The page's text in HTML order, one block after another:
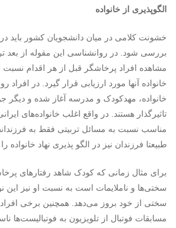
الگوپذیری از خانواده
خشونت کلامی در میان دانشجویان کشور باید
بررسی شود. در روانشناسی این مقوله از بعد
مشاهده افراد پرخاشگر قبل از هر اقدام نسبت
خانواده آنها مورد ارزیابی قرار گیرد. در افراد
خانواده، مهدکودک و مدرسه آغاز شده و دیگر
تاثیرگذار هستند. در واقع اغلب خانواده‌های
مناسب نسبت به مسائل تربیتی فقط به
طبیعتا فرزندان نیز در الگو پذیری نهاد
برای مثال زمانی که کودک شاهد رفتارهای
سختی‌ها و ناملایمات است به نسبت او نیز این
سختی از خود بروز می‌دهد. همچنین برخی
مسابقات فوتبال از تلویزیون به فوتبالیست‌ها